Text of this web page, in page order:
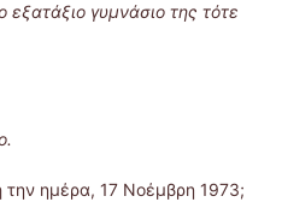
γυμνάσιο της τότε
την ημέρα, 17 Νοέμβρη 1973;